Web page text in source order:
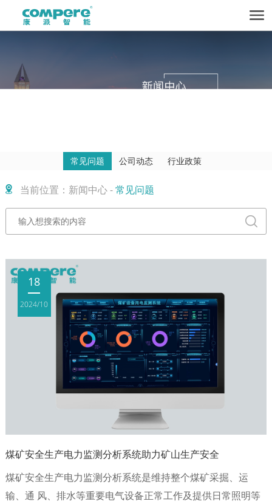
常见问题 公司动态 行业政策
当前位置：新闻中心 -常见问题
18
2024/10
煤矿安全生产电力监测分析系统助力矿山生产安全
煤矿安全生产电力监测分析系统​是维持整个煤矿采掘、运
输、通 风、排水等重要电气设备正常工作及提供日常照明等